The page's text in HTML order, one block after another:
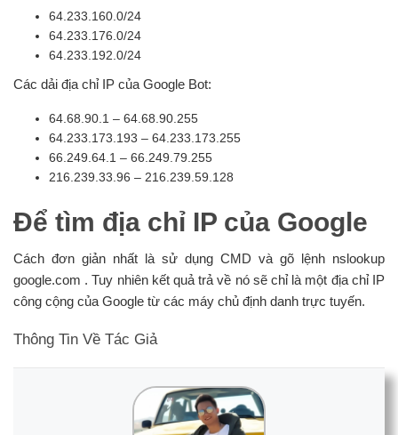
64.233.160.0/24
64.233.176.0/24
64.233.192.0/24
Các dải địa chỉ IP của Google Bot:
64.68.90.1 – 64.68.90.255
64.233.173.193 – 64.233.173.255
66.249.64.1 – 66.249.79.255
216.239.33.96 – 216.239.59.128
Để tìm địa chỉ IP của Google
Cách đơn giản nhất là sử dụng CMD và gõ lệnh nslookup
google.com . Tuy nhiên kết quả trả về nó sẽ chỉ là một địa chỉ IP
công cộng của Google từ các máy chủ định danh trực tuyến.
Thông Tin Về Tác Giả